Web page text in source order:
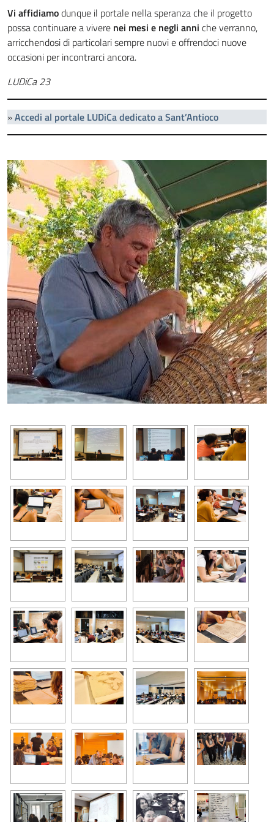
Vi affidiamodunque il portale nella speranza che il progetto
possa continuare a vivere nei mesi e negli anni che verranno,
arricchendosi di particolari sempre nuovi e offrendoci nuove
occasioni per incontrarci ancora.
LUDiCa 23
»Accedi al portale LUDiCa dedicato a Sant’Antioco